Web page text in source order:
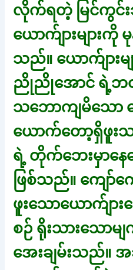
လိုက်ရတဲ့ မြင်ကွင်
ယောက်ျားများ
သည်။ ယောက်ျားမ
ညိုညိုအောင် ရဲ့ဘ
သဘောကျမိသော
ယောက်တော့ရှိဖူ
ရဲ့ တိုက်ဘေးမှာနေ
ဖြစ်သည်။ ကျေ
ဖူးသောယောက်ျာ
စဉ် ရိုးသားသောမ
အေးချမ်းသည်။